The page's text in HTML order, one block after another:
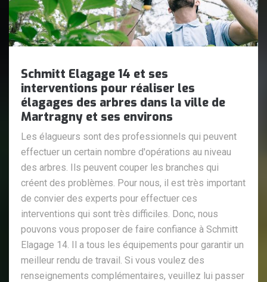
Schmitt Elagage 14 et ses
interventions pour réaliser les
élagages des arbres dans la ville de
Martragny et ses environs
Les élagueurs sont des professionnels qui peuvent
effectuer un certain nombre d'opérations au niveau
des arbres. Ils peuvent couper les branches qui
créent des problèmes. Pour nous, il est très important
de convier des experts pour effectuer ces
interventions qui sont très difficiles. Donc, nous
pouvons vous proposer de faire confiance à Schmitt
Elagage 14. Il a tous les équipements pour garantir un
meilleur rendu de travail. Si vous voulez des
renseignements complémentaires, veuillez lui passer